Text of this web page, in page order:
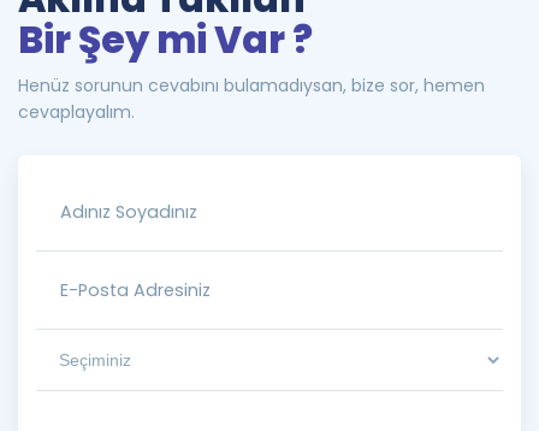
Bir Şey mi Var ?
Henüz sorunun cevabını bulamadıysan, bize sor, hemen
cevaplayalım.